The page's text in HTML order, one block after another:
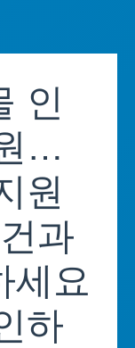
인
…
원
과
세요
하